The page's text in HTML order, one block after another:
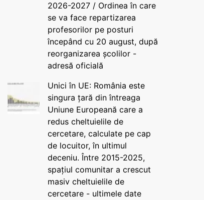
2026-2027 / Ordinea în care
se va face repartizarea
profesorilor pe posturi
începând cu 20 august, după
reorganizarea școlilor -
adresă oficială
Unici în UE: România este
singura țară din întreaga
Uniune Europeană care a
redus cheltuielile de
cercetare, calculate pe cap
de locuitor, în ultimul
deceniu. Între 2015-2025,
spațiul comunitar a crescut
masiv cheltuielile de
cercetare - ultimele date